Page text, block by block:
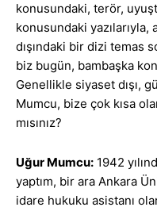
konusundaki, terör,
konusundaki yazılarıyla,
dışındaki bir dizi temas
biz bugün, bambaşka
Genellikle siyaset dışı,
Mumcu, bize çok kısa
mısınız?
Uğur Mumcu: 1942
yaptım, bir ara Ankara
idare hukuku asistanı